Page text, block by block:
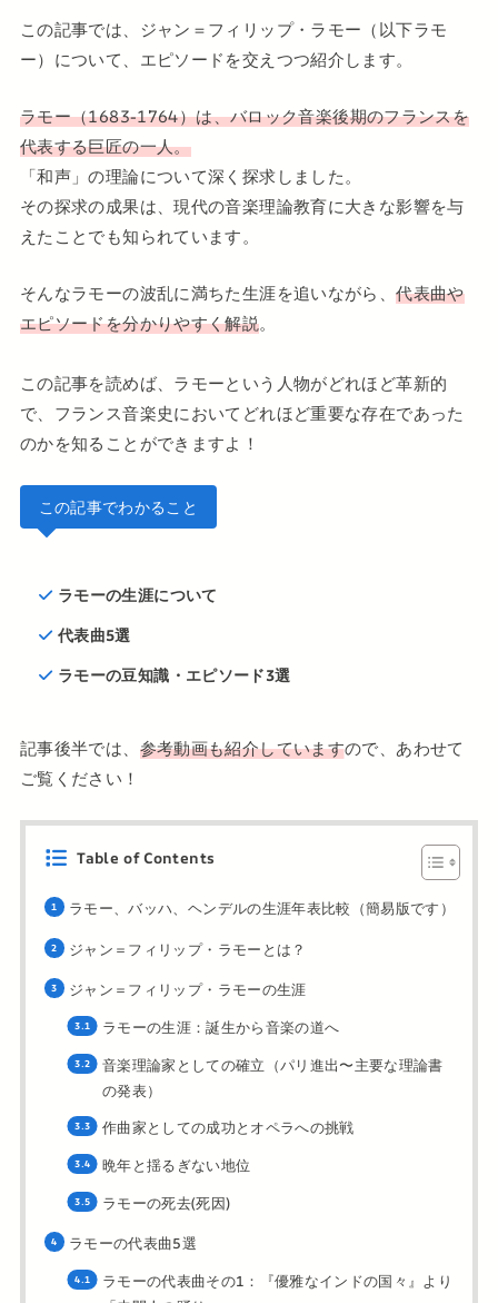
この記事では、ジャン＝フィリップ・ラモー（以下ラモ
ー）について、エピソードを交えつつ紹介します。
ラモー（1683-1764）は、バロック音楽後期のフランスを
代表する巨匠の一人。
「和声」の理論について深く探求しました。
その探求の成果は、現代の音楽理論教育に大きな影響を与
えたことでも知られています。
そんなラモーの波乱に満ちた生涯を追いながら、代表曲や
エピソードを分かりやすく解説。
この記事を読めば、ラモーという人物がどれほど革新的
で、フランス音楽史においてどれほど重要な存在であった
のかを知ることができますよ！
この記事でわかること
ラモーの生涯について
代表曲5選
ラモーの豆知識・エピソード3選
記事後半では、 参考動画も紹介していますので、あわせて
ご覧ください！
Table of Contents
ラモー、バッハ、ヘンデルの生涯年表比較（簡易版です）
ジャン＝フィリップ・ラモーとは？
ジャン＝フィリップ・ラモーの生涯
ラモーの生涯：誕生から音楽の道へ
音楽理論家としての確立（パリ進出〜主要な理論書
の発表）
作曲家としての成功とオペラへの挑戦
晩年と揺るぎない地位
ラモーの死去(死因)
ラモーの代表曲5選
ラモーの代表曲その1：『優雅なインドの国々』より